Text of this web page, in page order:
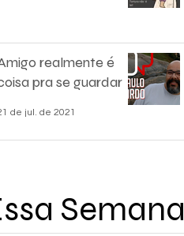
realmente é
pra se guardar
de jul. de 2021
Semana